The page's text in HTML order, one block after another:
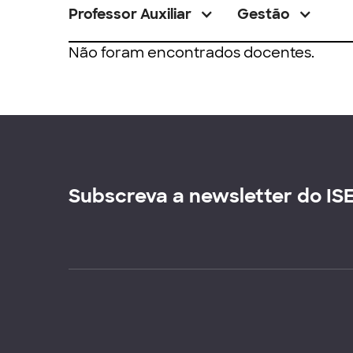
Professor Auxiliar Gestão
Não foram encontrados docentes.
Subscreva a newsletter do